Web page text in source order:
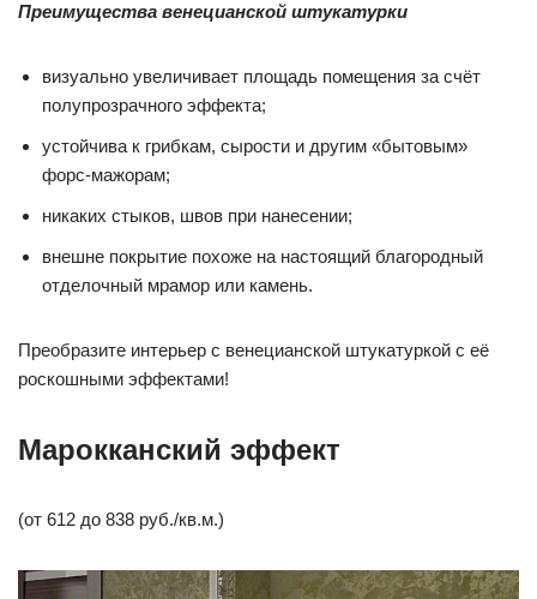
Преимущества венецианской штукатурки
визуально увеличивает площадь помещения за счёт
полупрозрачного эффекта;
устойчива к грибкам, сырости и другим «бытовым»
форс-мажорам;
никаких стыков, швов при нанесении;
внешне покрытие похоже на настоящий благородный
отделочный мрамор или камень.
Преобразите интерьер с венецианской штукатуркой с её
роскошными эффектами!
Марокканский эффект
(от 612 до 838 руб./кв.м.)